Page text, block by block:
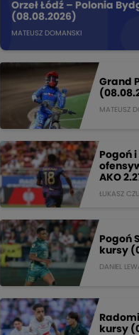
Orzeł Łódź – Polonia
(08.08.2026)
MATEUSZ DOMANSKI
Grand
MATEUSZ
Pogoń
AKO
ŁUKASZ
Pogoń
kursy
DANIEL
kursy